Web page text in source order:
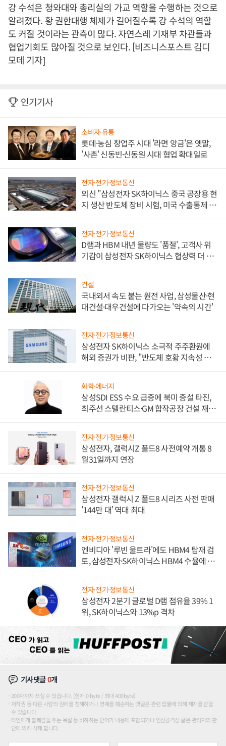
강 수석은 청와대와 총리실의 가교 역할을 수행하는 것으로
알려졌다. 황 권한대행 체제가 길어질수록 강 수석의 역할
도 커질 것이라는 관측이 많다. 자연스레 기재부 차관들과
협업기회도 많아질 것으로 보인다. [비즈니스포스트 김디
모데 기자]
인기기사
소비자·유통
롯데·농심 창업주 시대 '라면 앙금'은 옛말,
'사촌' 신동빈·신동원 시대 협업 확대일로
전자·전기·정보통신
외신 "삼성전자 SK하이닉스 중국 공장용 현
지 생산 반도체 장비 시험, 미국 수출통제 대
전자·전기·정보통신
D램과 HBM 내년 물량도 '품절', 고객사 위
기감이 삼성전자 SK하이닉스 협상력 더 키
건설
국내외서 속도 붙는 원전 사업, 삼성물산·현
대건설·대우건설에 다가오는 '약속의 시간'
전자·전기·정보통신
삼성전자 SK하이닉스 소극적 주주환원에
해외 증권가 비판, "반도체 호황 지속성 의
화학·에너지
삼성SDI ESS 수요 급증에 북미 증설 타진,
최주선 스텔란티스·GM 합작공장 건설 재추
전자·전기·정보통신
삼성전자, 갤럭시Z 폴드8 사전예약 개통 8
월31일까지 연장
전자·전기·정보통신
삼성전자 갤럭시 Z 폴드8 시리즈 사전 판매
'144만 대' 역대 최대
전자·전기·정보통신
엔비디아 '루빈 울트라'에도 HBM4 탑재 검
토, 삼성전자·SK하이닉스 HBM4 수율에 주
전자·전기·정보통신
삼성전자 2분기 글로벌 D램 점유율 39% 1
위, SK하이닉스와 13%p 격차
기사댓글0개
200자까지 쓰실 수 있습니다. (현재 0 byte / 최대 400byte)
저작권 등 다른 사람의 권리를 침해하거나 명예를 훼손하는 댓글은 관련 법률에 의해 제재를 받을
수 있습니다.
타인에게 불쾌감을 주는 욕설 등 비하하는 단어가 내용에 포함되거나 인신공격성 글은 관리자의 판
단에 의해 삭제 합니다.